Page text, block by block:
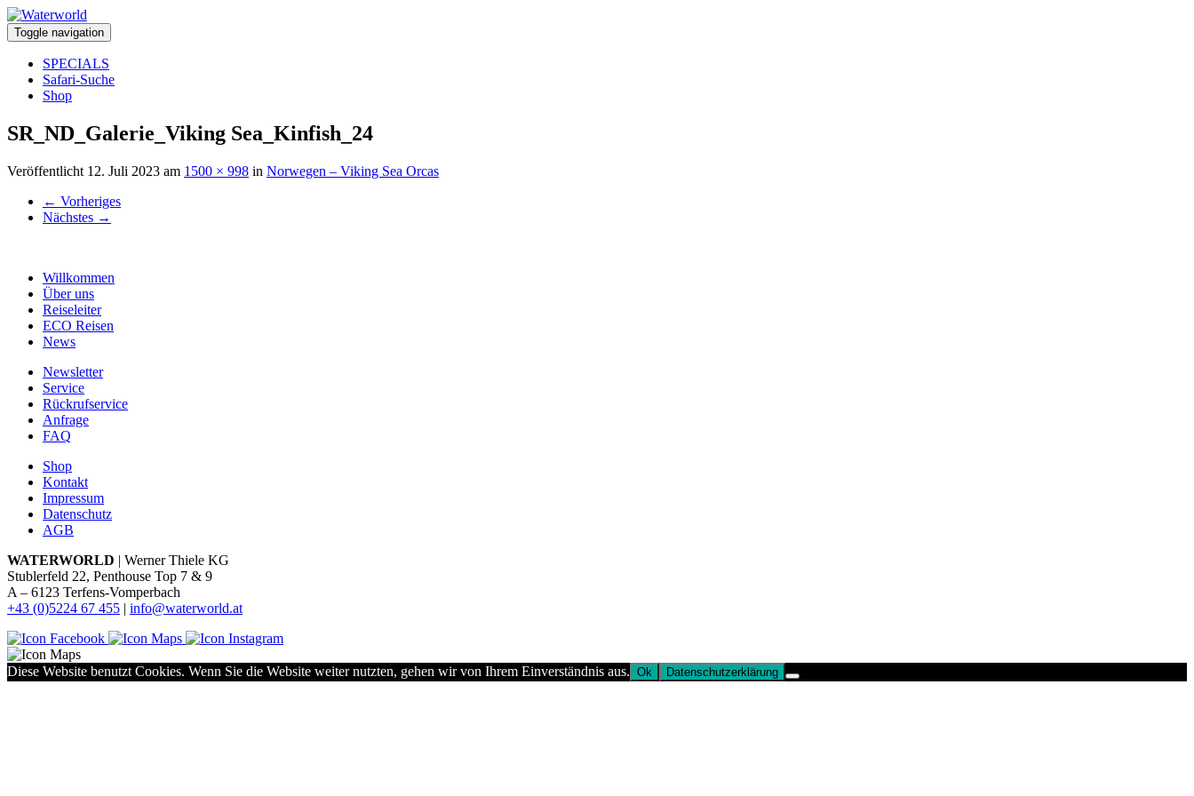
Toggle navigation
SPECIALS
Safari-Suche
Shop
SR_ND_Galerie_Viking Sea_Kinfish_24
Veröffentlicht 12. Juli 2023 am 1500 × 998 in Norwegen – Viking Sea Orcas
← Vorheriges
Nächstes →
Willkommen
Über uns
Reiseleiter
ECO Reisen
News
Newsletter
Service
Rückrufservice
Anfrage
FAQ
Shop
Kontakt
Impressum
Datenschutz
AGB
WATERWORLD | Werner Thiele KG
Stublerfeld 22, Penthouse Top 7 & 9
A – 6123 Terfens-Vomperbach
+43 (0)5224 67 455 | info@waterworld.at
Diese Website benutzt Cookies. Wenn Sie die Website weiter nutzten, gehen wir von Ihrem Einverständnis aus. Ok Datenschutzerklärung